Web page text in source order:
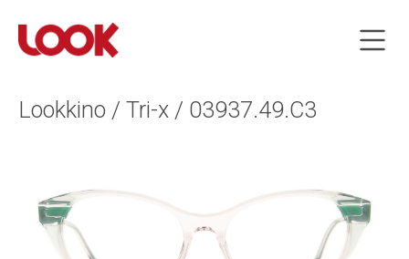
Lookkino / Tri-x / 03937.49.C3